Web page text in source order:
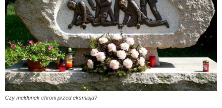
Czy meldunek chroni przed eksmisja?